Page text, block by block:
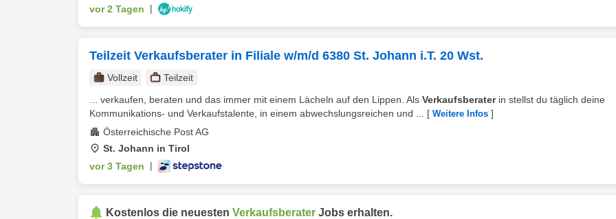
vor 2 Tagen
Teilzeit Verkaufsberater in Filiale w/m/d 6380 St. Johann i.T. 20 Wst.
Vollzeit
Teilzeit
... verkaufen, beraten und das immer mit einem Lächeln auf den Lippen. Als Verkaufsberaterin stellst du täglich deine
Kommunikations- und Verkaufstalente, in einem abwechslungsreichen und ...
[ Weitere Infos ]
Österreichische Post AG
St. Johann in Tirol
vor 3 Tagen
Kostenlos die neuesten Verkaufsberater Jobs erhalten.